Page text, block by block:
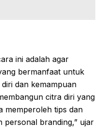
ini adalah agar
bermanfaat untuk
dan kemampuan
citra diri yang
memperoleh tips dan
personal branding,” ujar